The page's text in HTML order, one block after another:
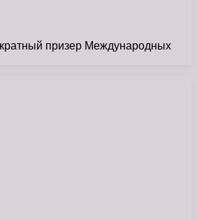
призер Международных